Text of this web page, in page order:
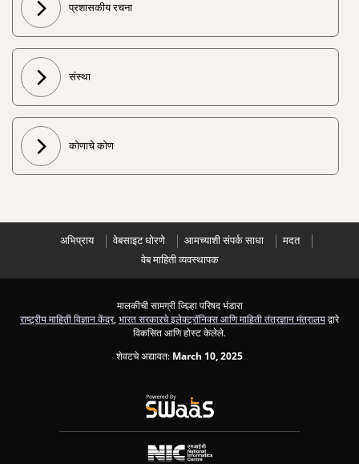
प्रशासकीय रचना
संस्था
कोणाचे कोण
अभिप्राय वेबसाइट धोरणे आमच्याशी संपर्क साधा
मदत
वेब माहिती व्यवस्थापक
मालकीची सामग्री जिल्हा परिषद भंडारा
राष्ट्रीय माहिती विज्ञान केंद्र, भारत सरकारचे इलेक्ट्रॉनिक्स आणि माहिती तंत्रज्ञान मंत्रालयद्वारे
विकसित आणि होस्ट केलेले.
शेवटचे अद्यावत: March 10, 2025